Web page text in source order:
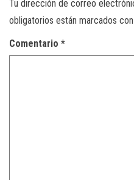
Tu dirección de correo
obligatorios están marcados con
Comentario *